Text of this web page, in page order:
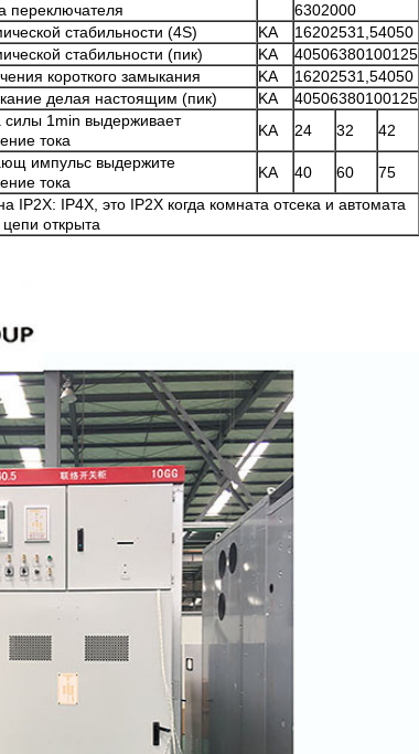
переключателя
6302000
стабильности (4S)
KA
16202531,54050
стабильности (пик)
KA
40506380100125
короткого замыкания
KA
16202531,54050
делая настоящим (пик)
KA 40506380100125
силы 1min выдерживает
тока
KA 24 32
42
импульс выдержите
тока
KA 40 60 75
IP2X: IP4X, это IP2X когда комната отсека и автомата
открыта